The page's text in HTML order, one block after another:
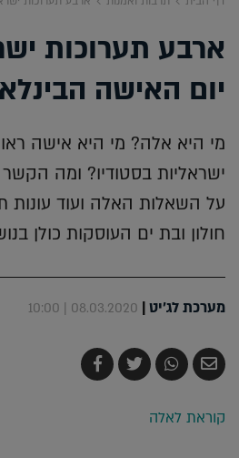
ארבע תערוכות
יום האישה
מי היא אלה? מי היא אישה
ישראליות בסטודיו? ומה הקשר
על השאלות האלה ועוד עונות
חולון ובת ים העוסקות כולן
מערכת לג'יט|
08.03.2020 | 10:00
שלח
בדואר
שתף
ב-
צייץ
ב-
שתף
ב-
קוראת לאלה